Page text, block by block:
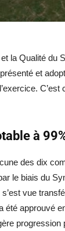
la Qualité du
et
à
des dix
le biais du
vue
été approuvé
progression